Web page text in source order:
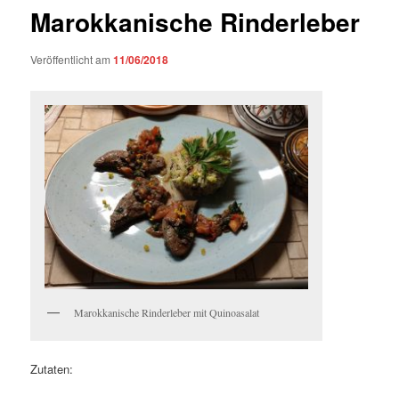
Marokkanische Rinderleber
Veröffentlicht am11/06/2018
Marokkanische Rinderleber mit Quinoasalat
Zutaten: